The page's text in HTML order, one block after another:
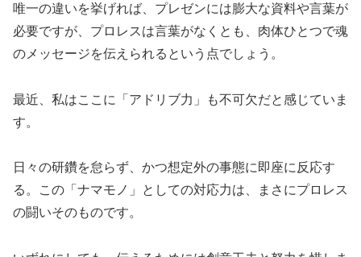
唯一の違いを挙げれば、プレゼンには膨大な資料や言葉が
必要ですが、プロレスは言葉がなくとも、肉体ひとつで魂
のメッセージを伝えられるという点でしょう。
最近、私はここに「アドリブ力」も不可欠だと感じていま
す。
日々の研鑽を怠らず、かつ想定外の事態に即座に反応す
る。この「ナマモノ」としての対応力は、まさにプロレス
の闘いそのものです。